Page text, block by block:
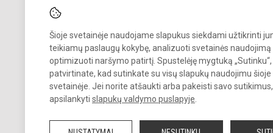
Šioje svetainėje naudojame slapukus siekdami užtikrinti
teikiamų paslaugų kokybę, analizuoti svetainės naudojimą
optimizuoti naršymo patirtį. Spustelėję mygtuką „Sutinku“,
patvirtinate, kad sutinkate su visų slapukų naudojimu šioje
svetainėje. Jei norite atšaukti arba pakeisti savo
apsilankyti slapukų valdymo puslapyje
© 2023. Vilniaus Vaduvos darželis - mokykla. Visos teisės saugomos.
Kopijuoti turinį be raštiško įstaigos administracijos sutikimo griežtai